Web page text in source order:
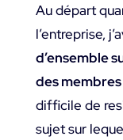
Au départ
l’entreprise,
d’ensemble
des membres
difficile de
sujet sur